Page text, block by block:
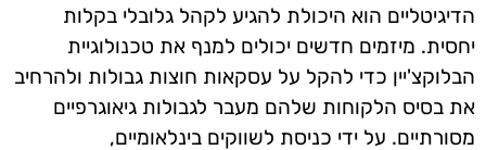
הדיגיטליים הוא היכולת להגיע לקהל גלובלי בקלות
יחסית. מיזמים חדשים יכולים למנף את טכנולוגיית
הבלוקצ'יין כדי להקל על עסקאות חוצות גבולות ולהרחיב
את בסיס הלקוחות שלהם מעבר לגבולות גיאוגרפיים
מסורתיים. על ידי כניסת לשווקים בינלאומיים,